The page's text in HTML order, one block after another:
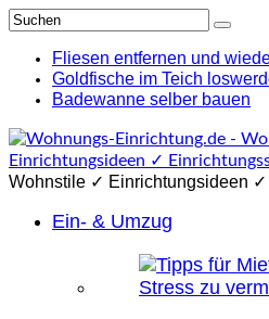
Fliesen entfernen und
Goldfische im Teich
Badewanne selber bauen
Wohnstile ✓ Einrichtungsideen
Ein- & Umzug